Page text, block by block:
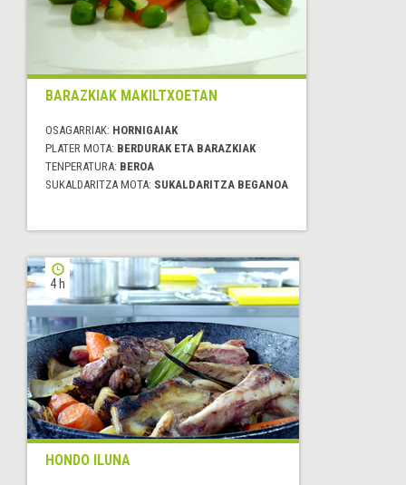
BARAZKIAK MAKILTXOETAN
OSAGARRIAK: HORNIGAIAK
PLATER MOTA: BERDURAK ETA BARAZKIAK
TENPERATURA: BEROA
SUKALDARITZA MOTA: SUKALDARITZA BEGANOA
4 h
HONDO ILUNA